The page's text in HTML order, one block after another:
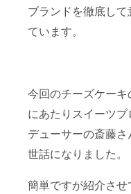
ブランドを徹底して
ています。
今回のチーズケーキ
にあたりスイーツプ
デューサーの斎藤さ
世話になりました。
簡単ですが紹介させ